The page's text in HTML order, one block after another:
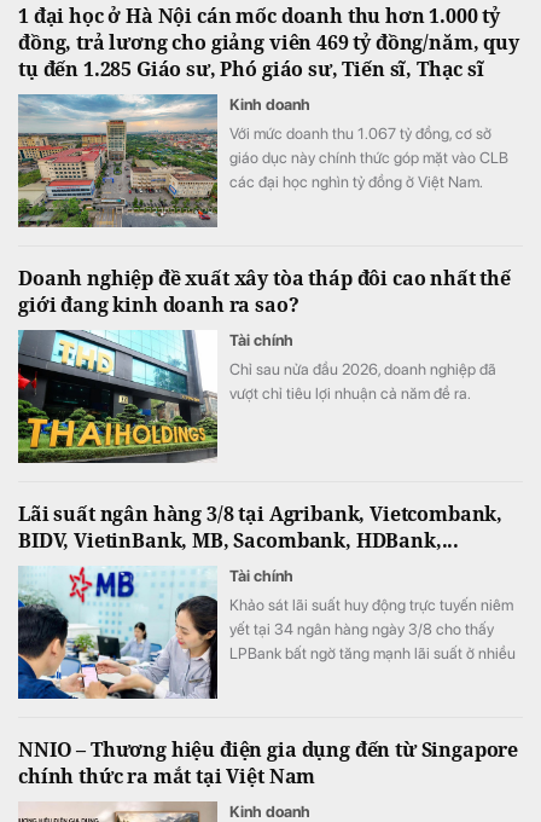
1 đại học ở Hà Nội cán mốc doanh thu hơn 1.000 tỷ
đồng, trả lương cho giảng viên 469 tỷ đồng/năm, quy
tụ đến 1.285 Giáo sư, Phó giáo sư, Tiến sĩ, Thạc sĩ
Kinh doanh
Với mức doanh thu 1.067 tỷ đồng, cơ sở
giáo dục này chính thức góp mặt vào CLB
các đại học nghìn tỷ đồng ở Việt Nam.
Doanh nghiệp đề xuất xây tòa tháp đôi cao nhất thế
giới đang kinh doanh ra sao?
Tài chính
Chỉ sau nửa đầu 2026, doanh nghiệp đã
vượt chỉ tiêu lợi nhuận cả năm đề ra.
Lãi suất ngân hàng 3/8 tại Agribank, Vietcombank,
BIDV, VietinBank, MB, Sacombank, HDBank,...
Tài chính
Khảo sát lãi suất huy động trực tuyến niêm
yết tại 34 ngân hàng ngày 3/8 cho thấy
LPBank bất ngờ tăng mạnh lãi suất ở nhiều
NNIO – Thương hiệu điện gia dụng đến từ Singapore
chính thức ra mắt tại Việt Nam
Kinh doanh